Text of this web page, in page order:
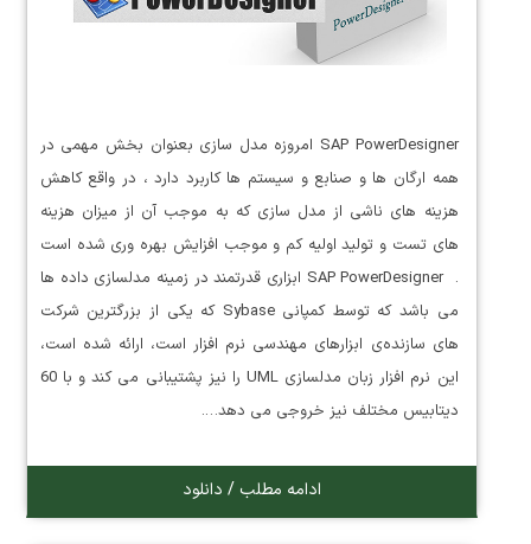
SAP PowerDesigner امروزه مدل سازی بعنوان بخش مهمی در
همه ارگان ها و صنابع و سیستم ها کاربرد دارد ، در واقع کاهش
هزینه های ناشی از مدل سازی که به موجب آن از میزان هزینه
های تست و تولید اولیه کم و موجب افزایش بهره وری شده است
. SAP PowerDesigner ابزاری قدرتمند در زمینه مدلسازی داده ها
می باشد که توسط کمپانی Sybase که یکی از بزرگترین شرکت
های سازنده‌ی ابزارهای مهندسی نرم افزار است، ارائه شده است،
این نرم افزار زبان مدلسازی UML را نیز پشتیبانی می کند و با 60
دیتابیس مختلف نیز خروجی می دهد….
ادامه مطلب / دانلود